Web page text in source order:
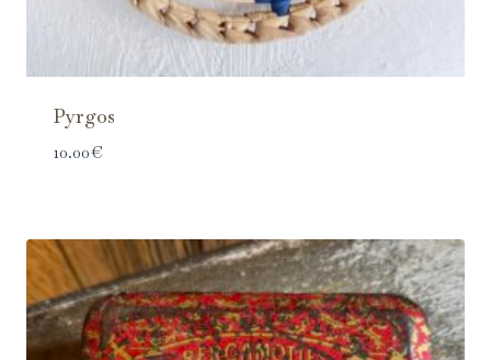
Pyrgos
10.00€